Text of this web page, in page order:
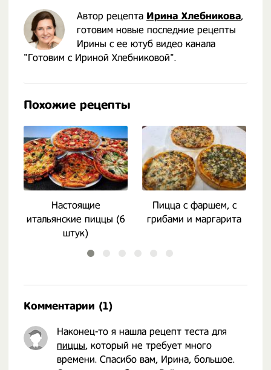
Автор рецепта Ирина Хлебникова,
готовим новые последние рецепты
Ирины с ее ютуб видео канала
"Готовим с Ириной Хлебниковой".
Похожие рецепты
Настоящие
итальянские пиццы (6
штук)
Пицца с фаршем, с
грибами и маргарита
Комментарии (1)
Наконец-то я нашла рецепт теста для
пиццы, который не требует много
времени. Спасибо вам, Ирина, большое.